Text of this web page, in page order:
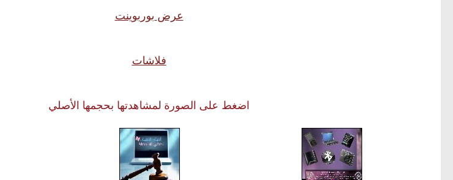
عرض بوربوينت
فلاشات
اضغط على الصورة لمشاهدتها بحجمها الأصلي